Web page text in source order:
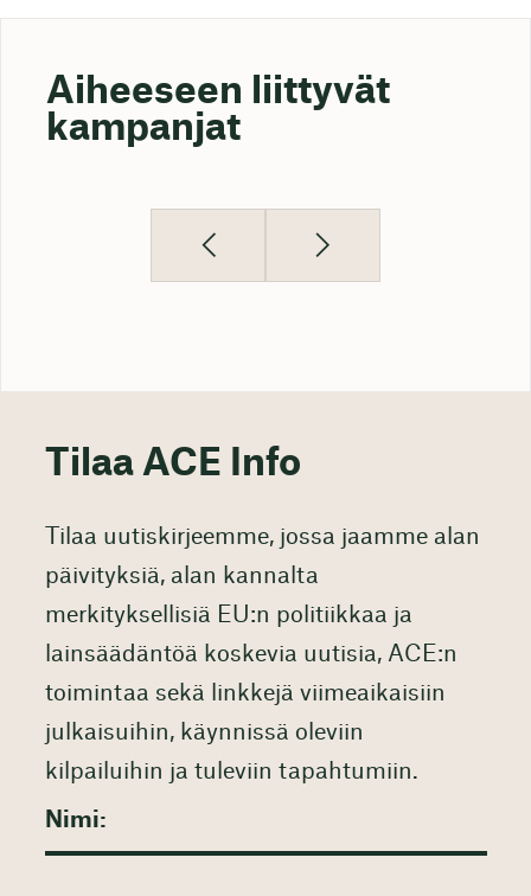
Aiheeseen liittyvät
kampanjat
Tilaa ACE Info
Tilaa uutiskirjeemme, jossa jaamme alan
päivityksiä, alan kannalta
merkityksellisiä EU:n politiikkaa ja
lainsäädäntöä koskevia uutisia, ACE:n
toimintaa sekä linkkejä viimeaikaisiin
julkaisuihin, käynnissä oleviin
kilpailuihin ja tuleviin tapahtumiin.